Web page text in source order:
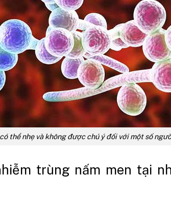
thể nhẹ và không được chú ý đối với một số
trùng nấm men tại